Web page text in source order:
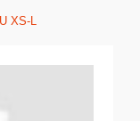
XS-L